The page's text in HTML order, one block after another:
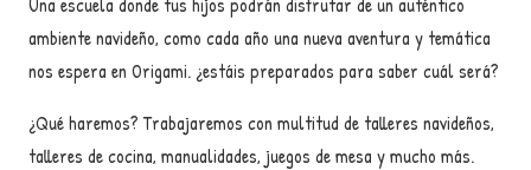
ambiente navideño, como cada año una nueva aventura y temática
nos espera en Origami. ¿estáis preparados para saber cuál será?
¿Qué haremos? Trabajaremos con multitud de talleres navideños,
talleres de cocina, manualidades, juegos de mesa y mucho más.